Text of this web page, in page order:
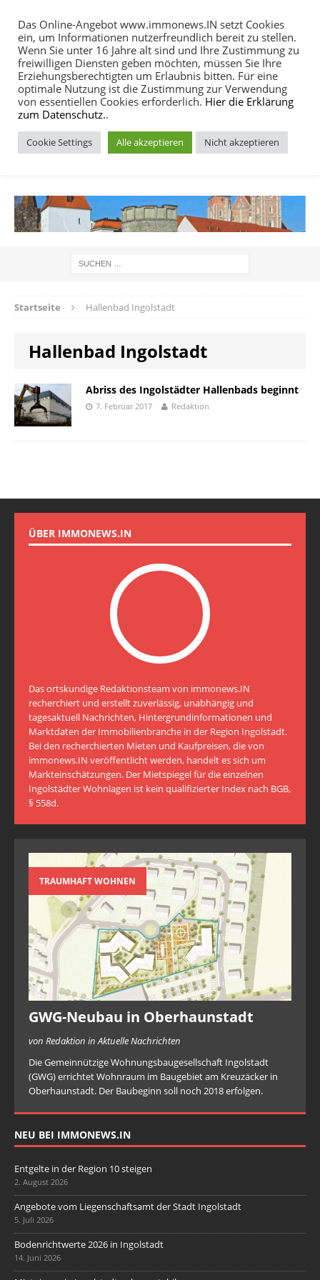
MENU
Startseite Hallenbad Ingolstadt
Hallenbad Ingolstadt
Abriss des Ingolstädter Hallenbads beginnt
7. Februar 2017 Redaktion
ÜBER IMMONEWS.IN
Das ortskundige Redaktionsteam von immonews.IN
recherchiert und erstellt zuverlässig, unabhängig und
tagesaktuell Nachrichten, Hintergrundinformationen und
Marktdaten der Immobilienbranche in der Region Ingolstadt.
Bei den recherchierten Mieten und Kaufpreisen, die von
immonews.IN veröffentlicht werden, handelt es sich um
Markteinschätzungen. Der Mietspiegel für die einzelnen
Ingolstädter Wohnlagen ist kein qualifizierter Index nach BGB,
§ 558d.
TRAUMHAFT WOHNEN
GWG-Neubau in Oberhaunstadt
von Redaktion in Aktuelle Nachrichten
Die Gemeinnützige Wohnungsbaugesellschaft Ingolstadt
(GWG) errichtet Wohnraum im Baugebiet am Kreuzäcker in
Oberhaunstadt. Der Baubeginn soll noch 2018 erfolgen.
NEU BEI IMMONEWS.IN
Entgelte in der Region 10 steigen
2. August 2026
Angebote vom Liegenschaftsamt der Stadt Ingolstadt
5. Juli 2026
Bodenrichtwerte 2026 in Ingolstadt
14. Juni 2026
Das Online-Angebot www.immonews.IN setzt Cookies
ein, um Informationen nutzerfreundlich bereit zu stellen.
Wenn Sie unter 16 Jahre alt sind und Ihre Zustimmung zu
freiwilligen Diensten geben möchten, müssen Sie Ihre
Erziehungsberechtigten um Erlaubnis bitten. Für eine
optimale Nutzung ist die Zustimmung zur Verwendung
von essentiellen Cookies erforderlich. Hier die Erklärung
zum Datenschutz..
Cookie Settings Alle akzeptieren Nicht akzeptieren